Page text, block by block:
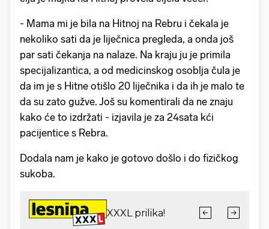
- Mama mi je bila na Hitnoj na Rebru i čekala je
nekoliko sati da je liječnica pregleda, a onda još
par sati čekanja na nalaze. Na kraju ju je primila
specijalizantica, a od medicinskog osoblja čula je
da im je s Hitne otišlo 20 liječnika i da ih je malo te
da su zato gužve. Još su komentirali da ne znaju
kako će to izdržati - izjavila je za 24sata kći
pacijentice s Rebra.
Dodala nam je kako je gotovo došlo i do fizičkog
sukoba.